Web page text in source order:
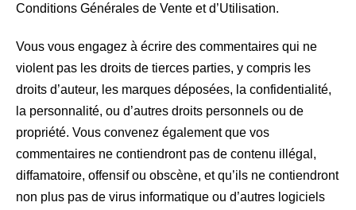
Conditions Générales de Vente et d’Utilisation.
Vous vous engagez à écrire des commentaires qui ne
violent pas les droits de tierces parties, y compris les
droits d’auteur, les marques déposées, la confidentialité,
la personnalité, ou d’autres droits personnels ou de
propriété. Vous convenez également que vos
commentaires ne contiendront pas de contenu illégal,
diffamatoire, offensif ou obscène, et qu’ils ne contiendront
non plus pas de virus informatique ou d’autres logiciels